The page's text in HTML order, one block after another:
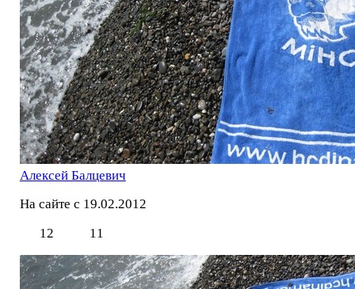
Алексей Балцевич
На сайте с 19.02.2012
12
11